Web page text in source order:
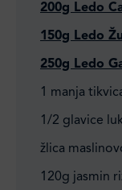
200g Ledo
150g Ledo
250g Ledo
1 manja
1/2 glavice
žlica
120g jasmin